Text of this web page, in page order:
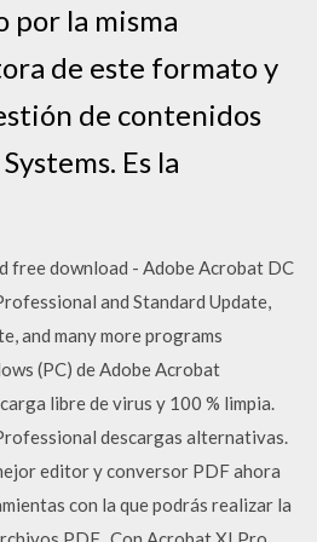
por la misma
de este formato y
de contenidos
Es la
free download - Adobe Acrobat DC
and Standard Update,
and many more programs
(PC) de Adobe Acrobat
libre de virus y 100 % limpia.
descargas alternativas.
editor y conversor PDF ahora
con la que podrás realizar la